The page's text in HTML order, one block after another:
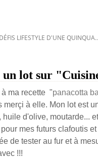
LIFESTYLE D'UNE
un lot sur
ma recette "panacotta
merçi à elle. Mon lot est
huile d'olive, moutarde...
mes futurs clafoutis et
de tester au fur et à
!!!